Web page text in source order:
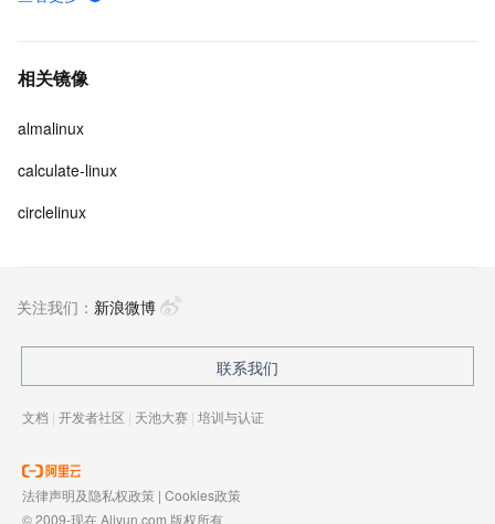
相关镜像
almalinux
calculate-linux
circlelinux
关注我们： 新浪微博
联系我们
文档 | 开发者社区 | 天池大赛 | 培训与认证
法律声明及隐私权政策 | Cookies政策
© 2009-现在 Aliyun.com 版权所有